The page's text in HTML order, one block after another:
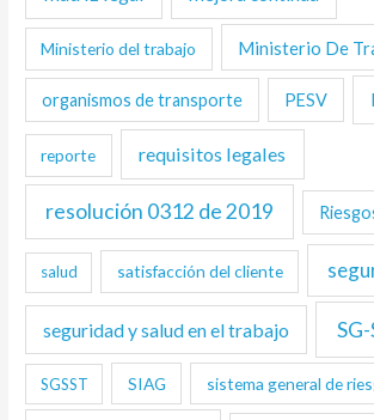
Ministerio del trabajo Ministerio De
organismos de transporte PESV
reporte requisitos legales
resolución 0312 de 2019
salud satisfacción del cliente
seguridad y salud en el trabajo
SGSST SIAG sistema general de